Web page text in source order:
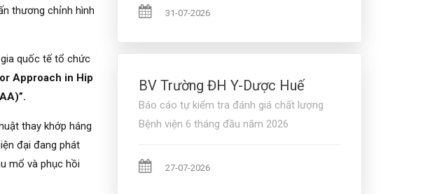
thương chỉnh hình
quốc tế tổ chức
Approach in Hip
thay khớp háng
đại đang phát
mổ và phục hồi
31-07-2026
BV Trường ĐH Y-Dược Huế
Báo cáo tự kiểm tra đánh giá chất lượng
Bệnh viện 6 tháng đầu năm 2026
27-07-2026